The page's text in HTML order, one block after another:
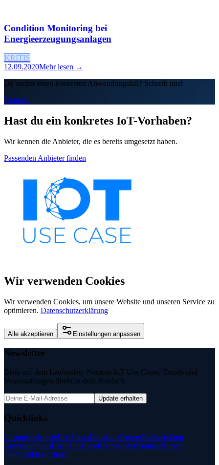
Condition Monitoring bei
Energieerzeugungsanlagen
KRITIS
12.09.2020Mehr lesen →
Du suchst einen konkreten Anwendungsfall? Schreib uns!
Kontakt
Hast du ein konkretes IoT-Vorhaben?
Wir kennen die Anbieter, die es bereits umgesetzt haben.
Passenden Anbieter finden
Wir verwenden Cookies
Wir verwenden Cookies, um unsere Website und unseren Service zu
optimieren. Datenschutzerklärung
Alle akzeptieren Einstellungen anpassen
Newsletter
Bleib auf dem Laufenden: Neueste IoT Use Cases, Trends und
Veranstaltungen direkt in dein Postfach.
Update erhalten
Quicklinks
LösungsbeispieleUse CasesBausteinePartnerPodcastsZum
AnwenderkreisÜber UnsEventsNewsletterKontaktPartner
PortalAnbieter finden